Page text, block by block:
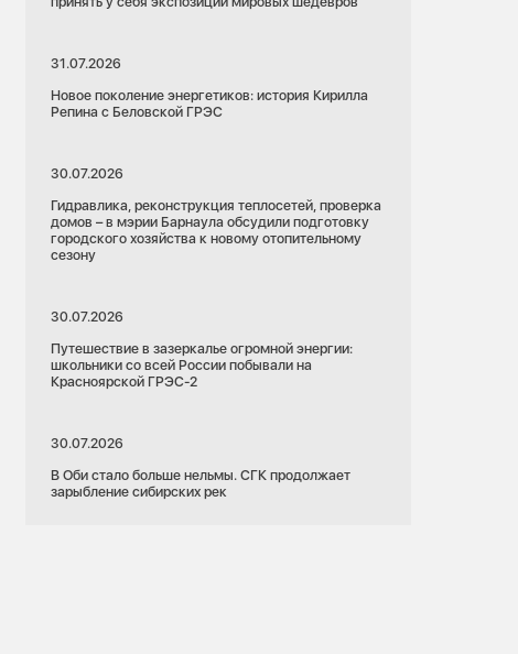
31.07.2026
Новое поколение энергетиков: история Кирилла
Репина с Беловской ГРЭС
30.07.2026
Гидравлика, реконструкция теплосетей, проверка
домов – в мэрии Барнаула обсудили подготовку
городского хозяйства к новому отопительному
сезону
30.07.2026
Путешествие в зазеркалье огромной энергии:
школьники со всей России побывали на
Красноярской ГРЭС-2
30.07.2026
В Оби стало больше нельмы. СГК продолжает
зарыбление сибирских рек